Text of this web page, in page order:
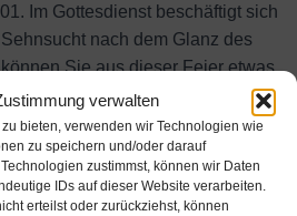
verwalten
bieten, verwenden wir Technologien wie
zu speichern und/oder darauf
zustimmst, können wir Daten
IDs auf dieser Website verarbeiten.
erteilst oder zurückziehst, können
Im Gottesdienst beschäftigt sich
nach dem Glanz des
Sie aus dieser Feier etwas
mitnehmen. Wer möchte, hat die
Segnung und zum
die Feier von Ulrike Koch.